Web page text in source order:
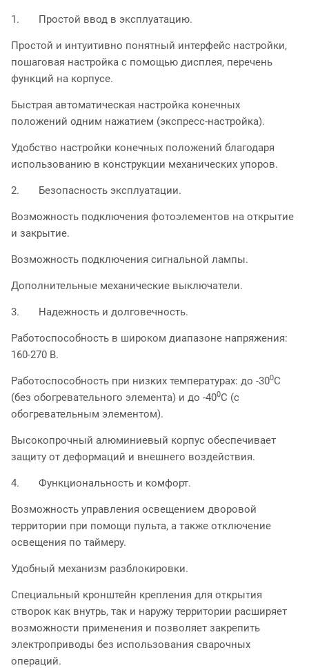
1. Простой ввод в эксплуатацию.
Простой и интуитивно понятный интерфейс настройки,
пошаговая настройка с помощью дисплея, перечень
функций на корпусе.
Быстрая автоматическая настройка конечных
положений одним нажатием (экспресс-настройка).
Удобство настройки конечных положений благодаря
использованию в конструкции механических упоров.
2. Безопасность эксплуатации.
Возможность подключения фотоэлементов на открытие
и закрытие.
Возможность подключения сигнальной лампы.
Дополнительные механические выключатели.
3. Надежность и долговечность.
Работоспособность в широком диапазоне напряжения:
160-270 В.
Работоспособность при низких температурах: до -300С
(без обогревательного элемента) и до -400С (с
обогревательным элементом).
Высокопрочный алюминиевый корпус обеспечивает
защиту от деформаций и внешнего воздействия.
4. Функциональность и комфорт.
Возможность управления освещением дворовой
территории при помощи пульта, а также отключение
освещения по таймеру.
Удобный механизм разблокировки.
Специальный кронштейн крепления для открытия
створок как внутрь, так и наружу территории расширяет
возможности применения и позволяет закрепить
электроприводы без использования сварочных
операций.